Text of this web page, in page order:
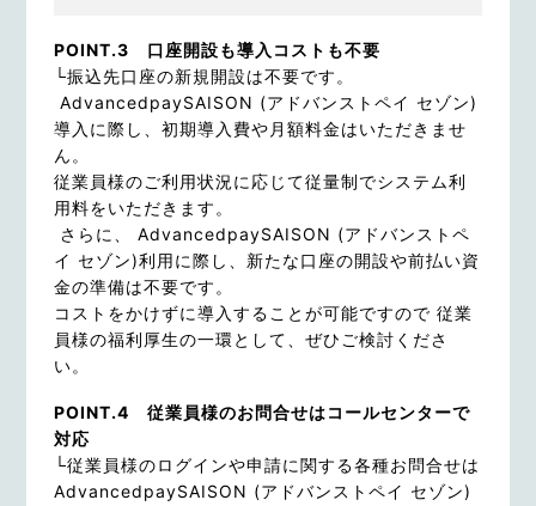
POINT.3 口座開設も導入コストも不要
└振込先口座の新規開設は不要です。
AdvancedpaySAISON (アドバンストペイ セゾン)
導入に際し、初期導入費や月額料金はいただきませ
ん。
従業員様のご利用状況に応じて従量制でシステム利
用料をいただきます。
さらに、 AdvancedpaySAISON (アドバンストペ
イ セゾン)利用に際し、新たな口座の開設や前払い資
金の準備は不要です。
コストをかけずに導入することが可能ですので 従業
員様の福利厚生の一環として、ぜひご検討くださ
い。
POINT.4 従業員様のお問合せはコールセンターで
対応
└従業員様のログインや申請に関する各種お問合せは
AdvancedpaySAISON (アドバンストペイ セゾン)